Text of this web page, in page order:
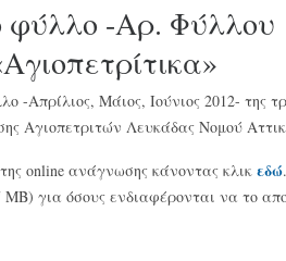
φύλλο -Αρ. Φύλλου
-Απρίλιος, Μάιος, Ιούνιος 2012- της
Αγιοπετριτών Λευκάδας Νομού
online ανάγνωσης κάνοντας κλικ εδώ
MB) για όσους ενδιαφέρονται να το